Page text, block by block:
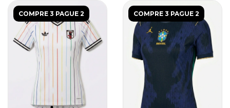
COMPRE 3 PAGUE 2 COMPRE 3 PAGUE 2